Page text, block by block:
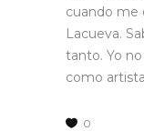
cuando me
Lacueva.
tanto. Yo
como
0